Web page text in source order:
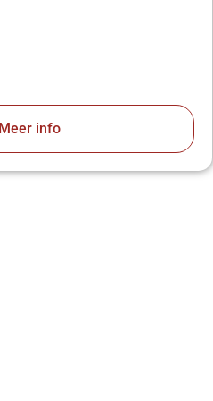
Meer info